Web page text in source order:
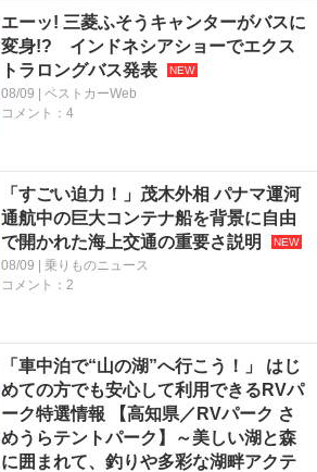
エーッ! 三菱ふそうキャンターがバスに
変身!? インドネシアショーでエクス
トラロングバス発表
08/09 | ベストカーWeb
コメント：4
「すごい迫力！」茂木外相 パナマ運河
通航中の巨大コンテナ船を背景に自由
で開かれた海上交通の重要さ説明
08/09 | 乗りものニュース
コメント：2
「車中泊で“山の湖”へ行こう！」 はじ
めての方でも安心して利用できるRVパ
ーク特選情報 【高知県／RVパーク さ
めうらテントパーク】～美しい湖と森
に囲まれて、釣りや多彩な湖畔アクテ